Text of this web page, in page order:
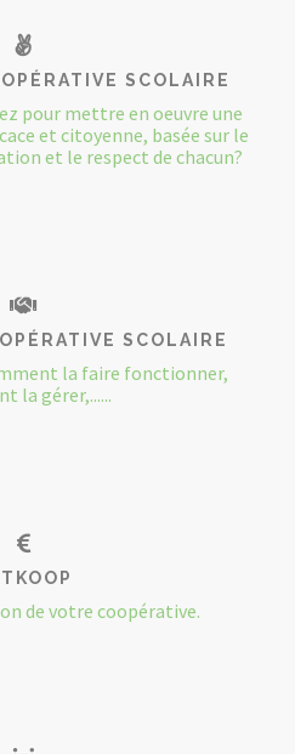
SCOLAIRE
pour mettre en oeuvre une
et citoyenne, basée sur le
et le respect de chacun?
SCOLAIRE
la faire fonctionner,
la gérer,......
de votre coopérative.